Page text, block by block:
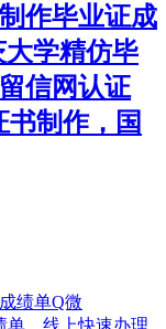
作毕业证成
大学精仿毕
信网认证
书制作，国